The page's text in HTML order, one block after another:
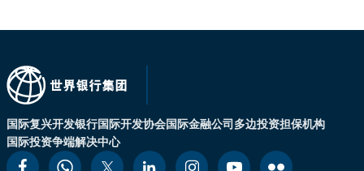
国际复兴开发银行国际开发协会国际金融公司多边投资担保机构
国际投资争端解决中心